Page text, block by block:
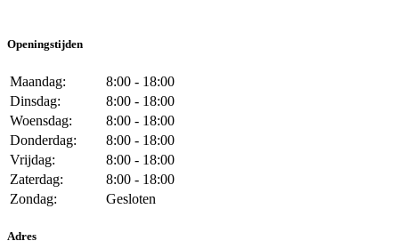
Openingstijden
Maandag:
8:00 - 18:00
Dinsdag:
8:00 - 18:00
Woensdag:
8:00 - 18:00
Donderdag:
8:00 - 18:00
Vrijdag:
8:00 - 18:00
Zaterdag:
8:00 - 18:00
Zondag:
Gesloten
Adres